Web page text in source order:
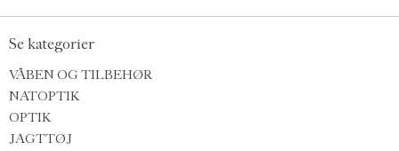
Se kategorier
VÅBEN OG TILBEHØR
NATOPTIK
OPTIK
JAGTTØJ